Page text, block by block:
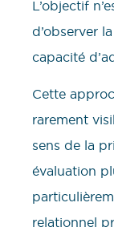
L’objectif
d’observer
capacité
Cette
rarement
sens de la
évaluation
relationnel